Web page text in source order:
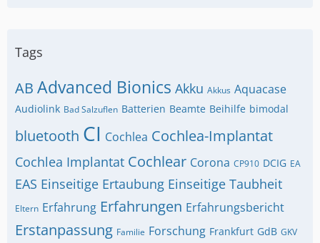
Tags
AB Advanced Bionics Akku Akkus Aquacase
Audiolink Bad Salzuflen Batterien Beamte Beihilfe bimodal
bluetooth CI Cochlea Cochlea-Implantat
Cochlea Implantat Cochlear Corona CP910 DCIG EA
EAS Einseitige Ertaubung Einseitige Taubheit
Eltern Erfahrung Erfahrungen Erfahrungsbericht
Erstanpassung Familie Forschung Frankfurt GdB GKV